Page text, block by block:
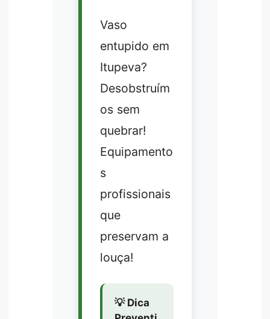
Vaso
entupido em
Itupeva?
Desobstruím
os sem
quebrar!
Equipamento
s
profissionais
que
preservam a
louça!
💡 Dica